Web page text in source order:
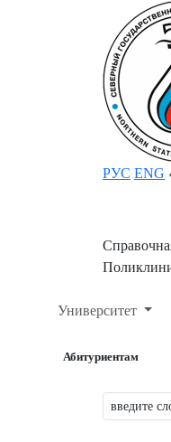
РУС ENG
Университет
Абитуриентам